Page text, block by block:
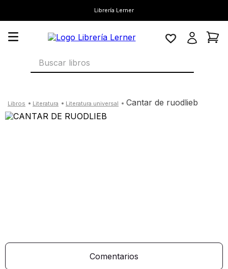
Librería Lerner
Buscar libros
literatura literatura universal cantar de ruodlieb
Comentarios